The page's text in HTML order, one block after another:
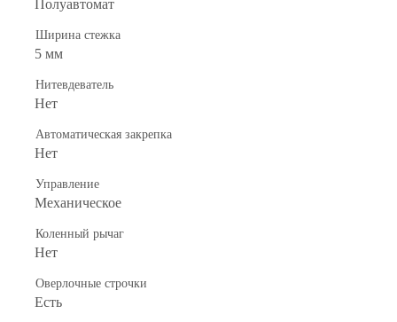
Полуавтомат
Ширина стежка
5 мм
Нитевдеватель
Нет
Автоматическая закрепка
Нет
Управление
Механическое
Коленный рычаг
Нет
Оверлочные строчки
Есть